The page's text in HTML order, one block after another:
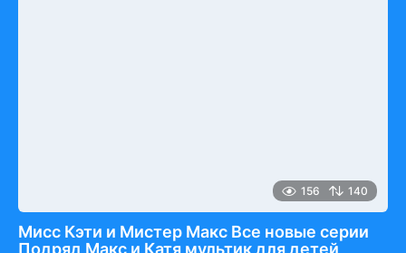
156 140
Мисс Кэти и Мистер Макс Все новые серии